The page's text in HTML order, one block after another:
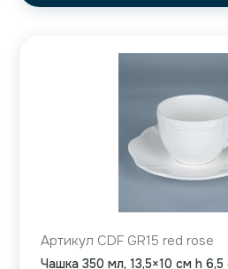
Артикул CDF GR15 red rose
Чашка 350 мл, 13,5×10 см h